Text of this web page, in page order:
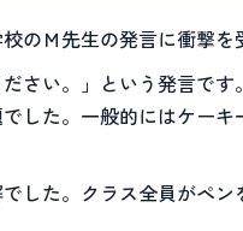
のＭ先生の発言に衝撃を
さい。」という発言で
した。一般的にはケー
した。クラス全員がペ